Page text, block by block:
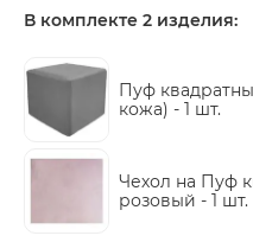
В комплекте 2 изделия:
Пуф
кожа) - 1 шт.
Чехол на Пуф
розовый - 1 шт.